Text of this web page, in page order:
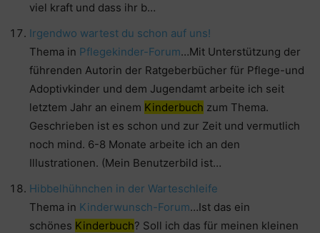
viel kraft und dass ihr b…
Irgendwo wartest du schon auf uns!
Thema in Pflegekinder-Forum…Mit Unterstützung der
führenden Autorin der Ratgeberbücher für Pflege-und
Adoptivkinder und dem Jugendamt arbeite ich seit
letztem Jahr an einem Kinderbuch zum Thema.
Geschrieben ist es schon und zur Zeit und vermutlich
noch mind. 6-8 Monate arbeite ich an den
Illustrationen. (Mein Benutzerbild ist…
Hibbelhühnchen in der Warteschleife
Thema in Kinderwunsch-Forum…Ist das ein
schönes Kinderbuch? Soll ich das für meinen kleinen